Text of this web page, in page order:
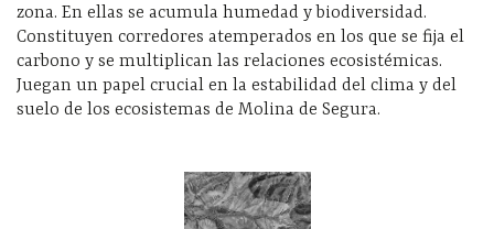
zona. En ellas se acumula humedad y biodiversidad.
Constituyen corredores atemperados en los que se fija el
carbono y se multiplican las relaciones ecosistémicas.
Juegan un papel crucial en la estabilidad del clima y del
suelo de los ecosistemas de Molina de Segura.